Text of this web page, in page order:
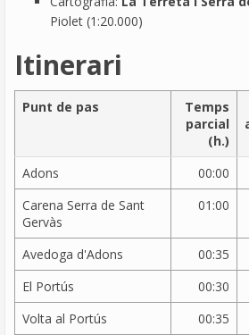
Piolet (1:20.000)
Itinerari
Punt de pas
Temps
parcial
(h.)
Adons 00:00
Carena Serra de Sant
Gervàs
01:00
Avedoga d'Adons 00:35
El Portús
00:30
Volta al Portús
00:35